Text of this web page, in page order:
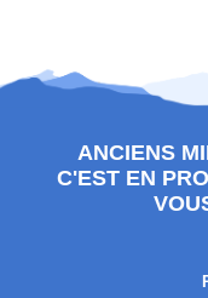
ANCIENS
C'EST EN